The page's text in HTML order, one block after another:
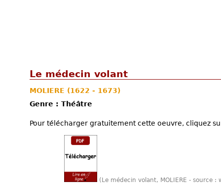
Le médecin volant
MOLIERE (1622 - 1673)
Genre : Théâtre
Pour télécharger gratuitement cette oeuvre, cliquez
(Le médecin volant, MOLIERE - source